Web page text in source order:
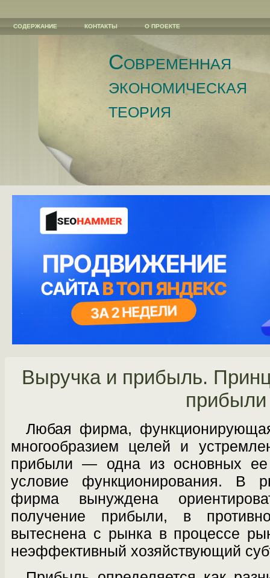
СОДЕРЖАНИЕ КОНТАКТЫ О ПРОЕКТЕ
Современная
экономическая
теория
Выручка и прибыль.
прибыли
Любая фирма,
многообразием целей и
прибы­ли — одна из основных
условие функ­ционирования. В
фирма вынуждена
получение прибыли, в
вытеснена с рынка в процессе
неэффективный хозяйствующий